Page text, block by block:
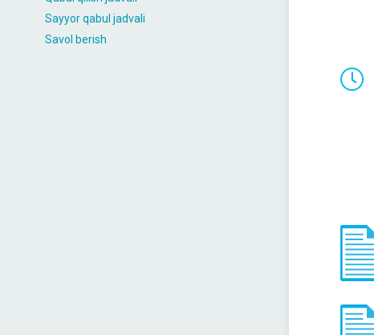
Sayyor qabul jadvali
Savol berish